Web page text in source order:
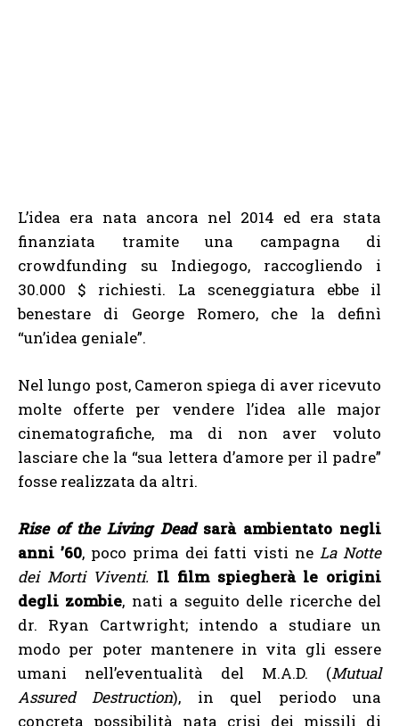
L’idea era nata ancora nel 2014 ed era stata
finanziata tramite una campagna di
crowdfunding su Indiegogo, raccogliendo i
30.000 $ richiesti. La sceneggiatura ebbe il
benestare di George Romero, che la definì
“un’idea geniale”.
Nel lungo post, Cameron spiega di aver ricevuto
molte offerte per vendere l’idea alle major
cinematografiche, ma di non aver voluto
lasciare che la “sua lettera d’amore per il padre”
fosse realizzata da altri.
Rise of the Living Dead sarà ambientato negli
anni ’60, poco prima dei fatti visti neLa Notte
dei Morti Viventi. Il film spiegherà le origini
degli zombie, nati a seguito delle ricerche del
dr. Ryan Cartwright; intendo a studiare un
modo per poter mantenere in vita gli essere
umani nell’eventualità del M.A.D. (Mutual
Assured Destruction), in quel periodo una
concreta possibilità nata crisi dei missili di